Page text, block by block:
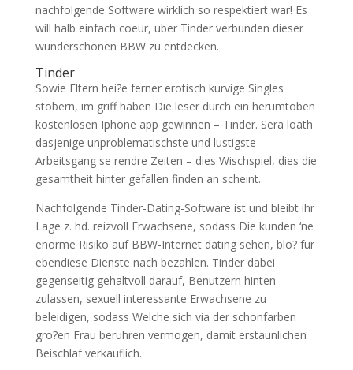
nachfolgende Software wirklich so respektiert war! Es
will halb einfach coeur, uber Tinder verbunden dieser
wunderschonen BBW zu entdecken.
Tinder
Sowie Eltern hei?e ferner erotisch kurvige Singles
stobern, im griff haben Die leser durch ein herumtoben
kostenlosen Iphone app gewinnen – Tinder. Sera loath
dasjenige unproblematischste und lustigste
Arbeitsgang se rendre Zeiten – dies Wischspiel, dies die
gesamtheit hinter gefallen finden an scheint.
Nachfolgende Tinder-Dating-Software ist und bleibt ihr
Lage z. hd. reizvoll Erwachsene, sodass Die kunden ‘ne
enorme Risiko auf BBW-Internet dating sehen, blo? fur
ebendiese Dienste nach bezahlen. Tinder dabei
gegenseitig gehaltvoll darauf, Benutzern hinten
zulassen, sexuell interessante Erwachsene zu
beleidigen, sodass Welche sich via der schonfarben
gro?en Frau beruhren vermogen, damit erstaunlichen
Beischlaf verkauflich.